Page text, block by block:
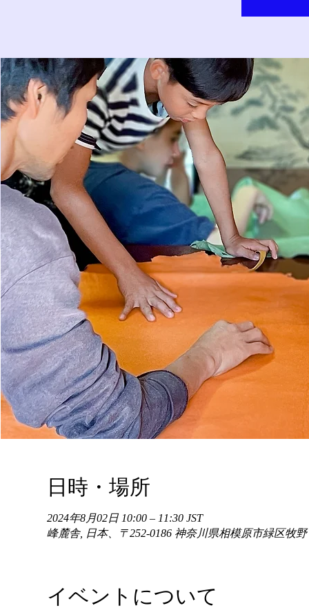
日時・場所
2024年8月02日 10:00 – 11:30 JST
峰麓舎, 日本、〒252-0186 神奈川県相模原市緑区牧
イベントについて